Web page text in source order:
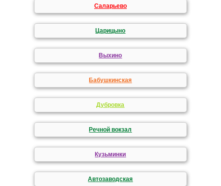
Саларьево
Царицыно
Выхино
Бабушкинская
Дубровка
Речной вокзал
Кузьминки
Автозаводская